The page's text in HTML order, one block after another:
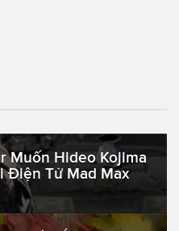
Muốn Hideo Kojima
Điện Tử Mad Max